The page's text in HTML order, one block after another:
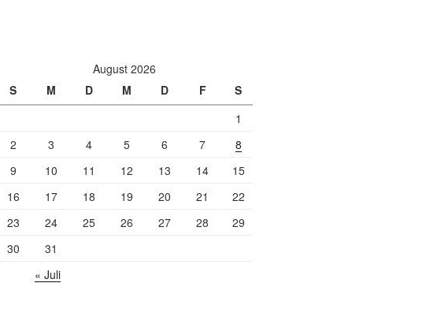
August 2026
S
M D M D F
S
1
2
3 4 5 6 7
8
9
10 11 12 13 14
15
16
17 18 19 20 21
22
23
24 25 26 27 28
29
30
31
« Juli